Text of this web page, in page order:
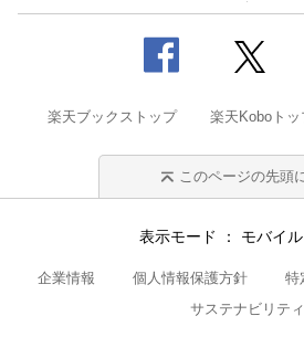
楽天ブックストップ 楽天Koboトッ
このページの先頭
表示モード モバイル
企業情報 個人情報保護方針
特
サステナビリティ